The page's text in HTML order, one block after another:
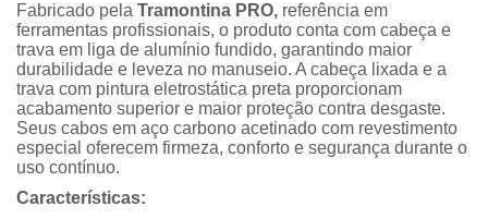
Fabricado pela Tramontina PRO, referência em
ferramentas profissionais, o produto conta com cabeça e
trava em liga de alumínio fundido, garantindo maior
durabilidade e leveza no manuseio. A cabeça lixada e a
trava com pintura eletrostática preta proporcionam
acabamento superior e maior proteção contra desgaste.
Seus cabos em aço carbono acetinado com revestimento
especial oferecem firmeza, conforto e segurança durante o
uso contínuo.
Características: